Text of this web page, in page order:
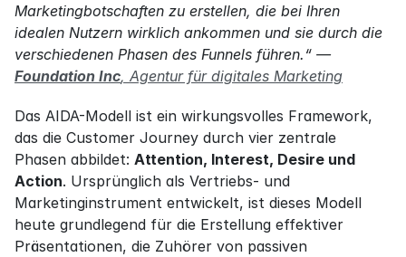
Marketingbotschaften zu erstellen, die bei Ihren
idealen Nutzern wirklich ankommen und sie durch die
verschiedenen Phasen des Funnels führen.“ —
Foundation Inc, Agentur für digitales Marketing
Das AIDA-Modell ist ein wirkungsvolles Framework,
das die Customer Journey durch vier zentrale
Phasen abbildet: Attention, Interest, Desire und
Action. Ursprünglich als Vertriebs- und
Marketinginstrument entwickelt, ist dieses Modell
heute grundlegend für die Erstellung effektiver
Präsentationen, die Zuhörer von passiven